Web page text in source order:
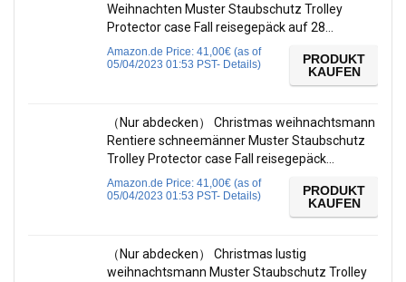
Weihnachten Muster Staubschutz Trolley
Protector case Fall reisegepäck auf 28…
Amazon.de Price: 41,00€ (as of
05/04/2023 01:53 PST- Details)
PRODUKT
KAUFEN
（Nur abdecken） Christmas weihnachtsmann
Rentiere schneemänner Muster Staubschutz
Trolley Protector case Fall reisegepäck…
Amazon.de Price: 41,00€ (as of
05/04/2023 01:53 PST- Details)
PRODUKT
KAUFEN
（Nur abdecken） Christmas lustig
weihnachtsmann Muster Staubschutz Trolley